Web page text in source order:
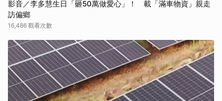
影音／李多慧生日「砸50萬做愛心」！ 載「滿車物資」親走
訪偏鄉
16,486 觀看次數